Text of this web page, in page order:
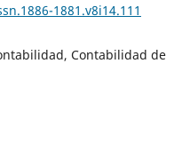
1881.v8i14.111
Contabilidad de